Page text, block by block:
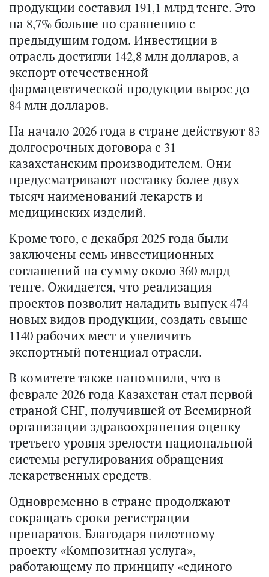
продукции составил 191,1 млрд тенге. Это
на 8,7% больше по сравнению с
предыдущим годом. Инвестиции в
отрасль достигли 142,8 млн долларов, а
экспорт отечественной
фармацевтической продукции вырос до
84 млн долларов.
На начало 2026 года в стране действуют 83
долгосрочных договора с 31
казахстанским производителем. Они
предусматривают поставку более двух
тысяч наименований лекарств и
медицинских изделий.
Кроме того, с декабря 2025 года были
заключены семь инвестиционных
соглашений на сумму около 360 млрд
тенге. Ожидается, что реализация
проектов позволит наладить выпуск 474
новых видов продукции, создать свыше
1140 рабочих мест и увеличить
экспортный потенциал отрасли.
В комитете также напомнили, что в
феврале 2026 года Казахстан стал первой
страной СНГ, получившей от Всемирной
организации здравоохранения оценку
третьего уровня зрелости национальной
системы регулирования обращения
лекарственных средств.
Одновременно в стране продолжают
сокращать сроки регистрации
препаратов. Благодаря пилотному
проекту «Композитная услуга»,
работающему по принципу «единого